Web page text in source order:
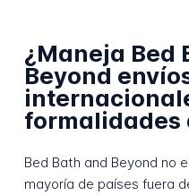
¿Maneja Bed
Beyond
formalidades
Bed Bath and Beyond no
mayoría de países fuera